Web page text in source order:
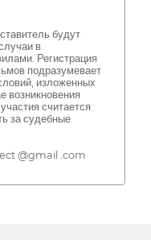
будут
в
Регистрация
подразумевает
изложенных
возникновения
считается
за судебные
@gmail .com